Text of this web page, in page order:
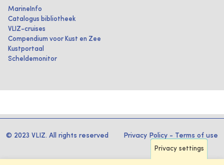
MarineInfo
Catalogus bibliotheek
VLIZ-cruises
Compendium voor Kust en Zee
Kustportaal
Scheldemonitor
© 2023 VLIZ. All rights reserved Privacy Policy - Terms of use
Privacy settings